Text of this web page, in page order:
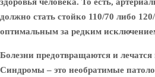
должно стать стойко 110/70 либо
оптимальным за редким
Болезни предотвращаются и
Синдромы – это необратимые